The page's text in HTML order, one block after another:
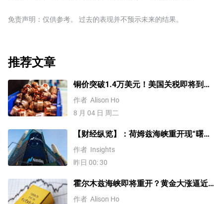
免责声明：仅供参考。 过去的表现并不预示未来的结果。
推荐文章
铜价突破1.4万美元！美国关税即将到
来？未来会再创新高吗？
作者 Alison Ho
8 月 04 日 周二
【财经纵览】：荷姆兹海峡重开现“曙
光”、WTI原油重挫逾6%，道指、标普创
历史新高！
作者 Insights
昨日 00: 30
霍尔木兹海峡即将重开？黄金大涨逼近
4200美元！原油价格3连跌
作者 Alison Ho